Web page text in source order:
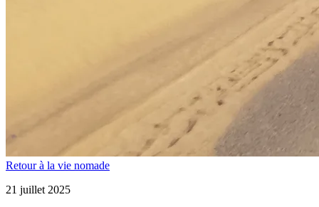
Retour à la vie nomade
21 juillet 2025